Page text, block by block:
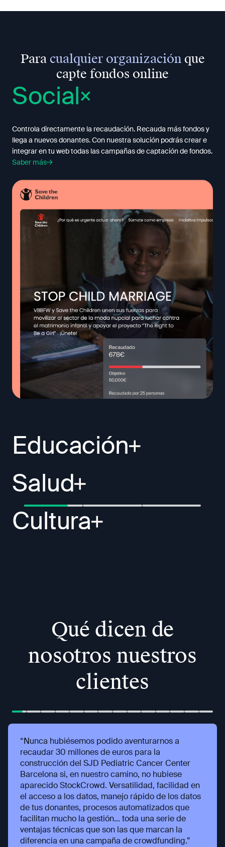
Para cualquier organizaciónque
capte fondos online
Social
Controla directamente la recaudación. Recauda más fondos y
llega a nuevos donantes. Con nuestra solución podrás crear e
integrar en tu web todas las campañas de captación de fondos.
Saber más
Educación
Salud
Cultura
Qué dicen de
nosotros nuestros
clientes
“Nunca hubiésemos podido aventurarnos a
recaudar 30 millones de euros para la
construcción del SJD Pediatric Cancer Center
Barcelona si, en nuestro camino, no hubiese
aparecido StockCrowd. Versatilidad, facilidad en
el acceso a los datos, manejo rápido de los datos
de tus donantes, procesos automatizados que
facilitan mucho la gestión... toda una serie de
ventajas técnicas que son las que marcan la
diferencia en una campaña de crowdfunding.”